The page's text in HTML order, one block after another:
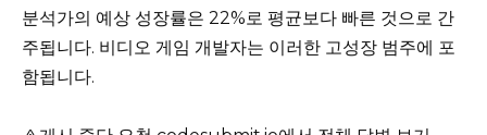
분석가의 예상 성장률은 22%로 평균보다 빠른 것으로 간
주됩니다. 비디오 게임 개발자는 이러한 고성장 범주에 포
함됩니다.